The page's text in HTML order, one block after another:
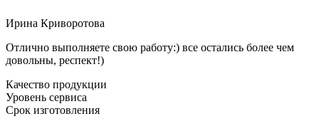
Ирина Криворотова
Отлично выполняете свою работу:) все остались более чем
довольны, респект!)
Качество продукции
Уровень сервиса
Срок изготовления